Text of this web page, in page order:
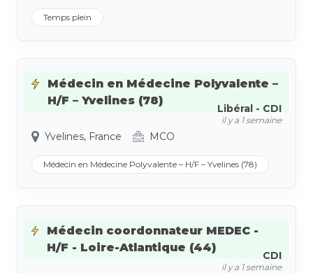
Temps plein
Médecin en Médecine Polyvalente –
H/F – Yvelines (78)
Libéral - CDI
il y a 1 semaine
Yvelines, France MCO
Médecin en Médecine Polyvalente – H/F – Yvelines (78)
Médecin coordonnateur MEDEC -
H/F - Loire-Atlantique (44)
CDI
il y a 1 semaine